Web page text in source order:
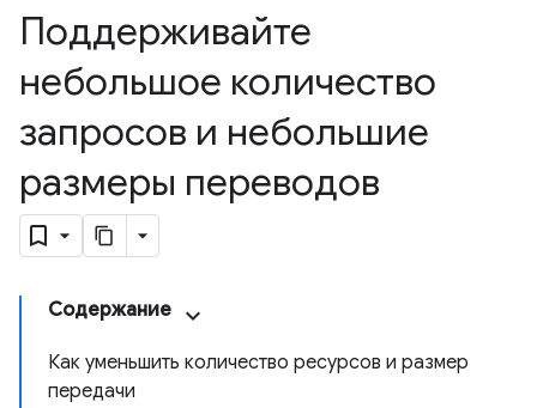
Поддерживайте
небольшое количество
запросов и небольшие
размеры переводов
Содержание
Как уменьшить количество ресурсов и размер
передачи